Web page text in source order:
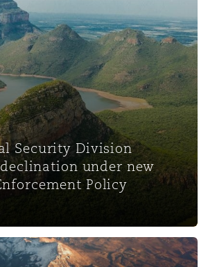
Security Division
under new
Policy